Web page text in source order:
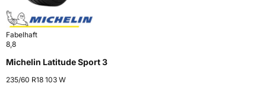
Fabelhaft
8,8
Michelin Latitude Sport 3
235/60 R18 103 W